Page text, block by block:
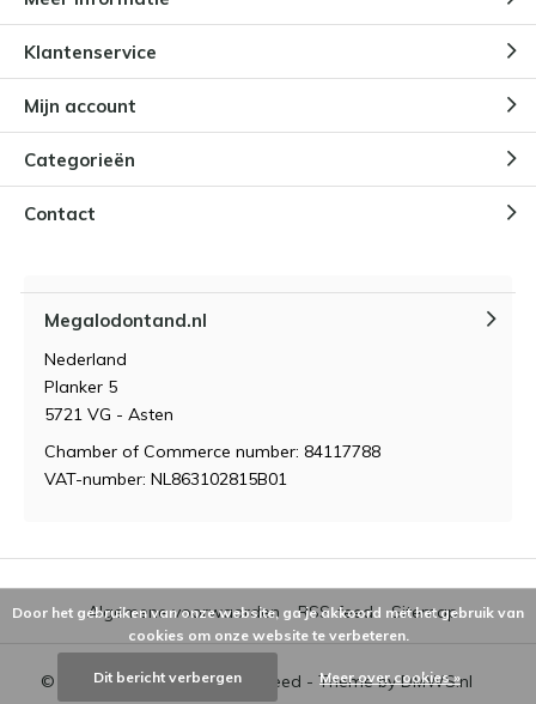
Klantenservice
Mijn account
Categorieën
Contact
Megalodontand.nl
Nederland
Planker 5
5721 VG - Asten
Chamber of Commerce number: 84117788
VAT-number: NL863102815B01
© 2026 - Powered byLightspeed - Theme byDMWS.nl
Algemene voorwaarden RSS-feed Sitemap
Door het gebruiken van onze website, ga je akkoord met het gebruik van
cookies om onze website te verbeteren.
Dit bericht verbergen Meer over cookies »